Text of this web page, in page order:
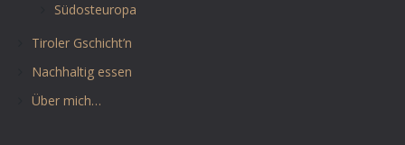
Südosteuropa
Tiroler Gschicht’n
Nachhaltig essen
Über mich…